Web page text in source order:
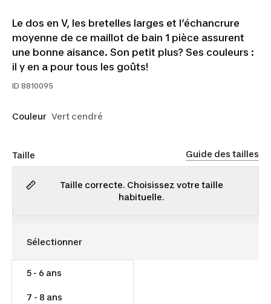
Le dos en V, les bretelles larges et l’échancrure
moyenne de ce maillot de bain 1 pièce assurent
une bonne aisance. Son petit plus? Ses couleurs :
il y en a pour tous les goûts!
ID 8810095
Couleur Vert cendré
Taille Guide des tailles
Taille correcte. Choisissez votre taille
habituelle.
5 - 6 ans
7 - 8 ans